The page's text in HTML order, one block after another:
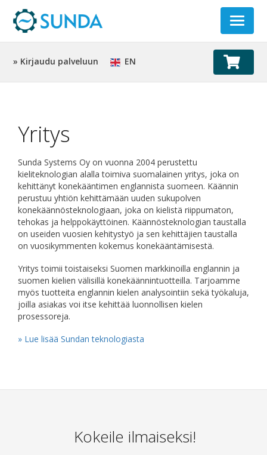
Toggle
» Kirjaudu palveluun EN
Yritys
Sunda Systems Oy on vuonna 2004 perustettu
kieliteknologian alalla toimiva suomalainen yritys, joka on
kehittänyt konekääntimen englannista suomeen. Käännin
perustuu yhtiön kehittämään uuden sukupolven
konekäännösteknologiaan, joka on kielistä riippumaton,
tehokas ja helppokäyttöinen. Käännösteknologian taustalla
on useiden vuosien kehitystyö ja sen kehittäjien taustalla
on vuosikymmenten kokemus konekääntämisestä.
Yritys toimii toistaiseksi Suomen markkinoilla englannin ja
suomen kielien välisillä konekäännintuotteilla. Tarjoamme
myös tuotteita englannin kielen analysointiin sekä työkaluja,
joilla asiakas voi itse kehittää luonnollisen kielen
prosessoreja.
» Lue lisää Sundan teknologiasta
Kokeile ilmaiseksi!